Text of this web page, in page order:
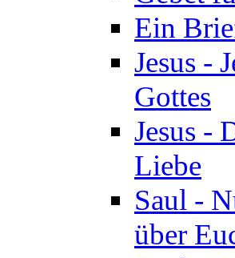
Ein
Jesus -
Gottes
Jesus -
Liebe
Saul -
über